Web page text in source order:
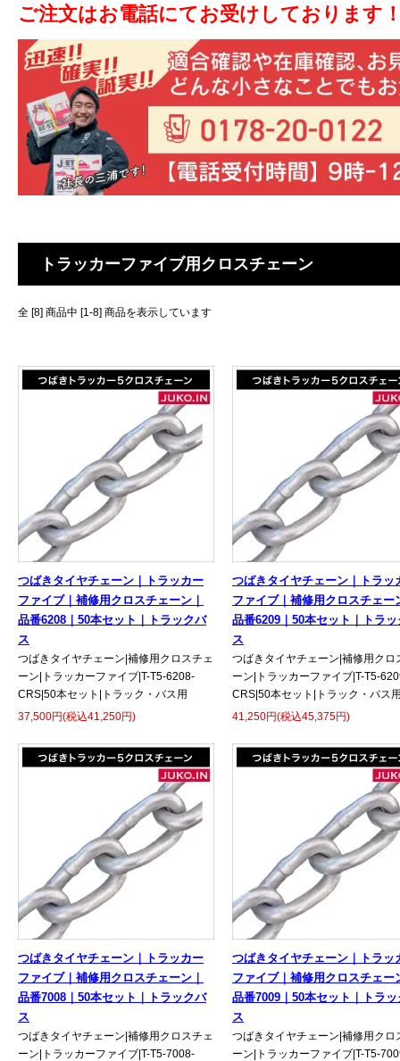
ご注文はお電話にてお受けしております
トラッカーファイブ用クロスチェーン
全 [8] 商品中 [1-8] 商品を表示しています
つばきタイヤチェーン｜トラッカー
ファイブ｜補修用クロスチェーン｜
品番6208｜50本セット｜トラックバ
ス
つばきタイヤチェーン|補修用クロスチェ
ーン|トラッカーファイブ|T-T5-6208-
CRS|50本セット|トラック・バス用
37,500円(税込41,250円)
つばきタイヤチェーン｜トラッ
ファイブ｜補修用クロスチェー
品番6209｜50本セット｜トラッ
ス
つばきタイヤチェーン|補修用クロ
ーン|トラッカーファイブ|T-T5-
CRS|50本セット|トラック・バス
41,250円(税込45,375円)
つばきタイヤチェーン｜トラッカー
ファイブ｜補修用クロスチェーン｜
品番7008｜50本セット｜トラックバ
ス
つばきタイヤチェーン|補修用クロスチェ
ーン|トラッカーファイブ|T-T5-7008-
つばきタイヤチェーン｜トラッ
ファイブ｜補修用クロスチェー
品番7009｜50本セット｜トラッ
ス
つばきタイヤチェーン|補修用クロ
ーン|トラッカーファイブ|T-T5-